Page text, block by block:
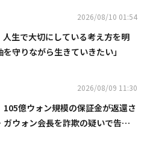
2026/08/10 01:54
人生で大切にしている考え方を明
守りながら生きていきたい」
2026/08/09 11:30
105億ウォン規模の保証金が返還さ
ウォン会長を詐欺の疑いで告訴